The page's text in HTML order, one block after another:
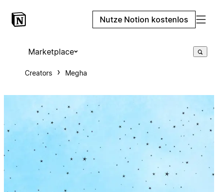
Nutze Notion kostenlos
Marketplace
Creators Megha